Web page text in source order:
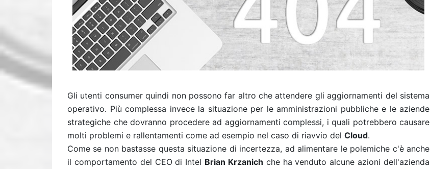
Gli utenti consumer quindi non possono far altro che attendere gli aggiornamenti del sistema
operativo. Più complessa invece la situazione per le amministrazioni pubbliche e le aziende
strategiche che dovranno procedere ad aggiornamenti complessi, i quali potrebbero causare
molti problemi e rallentamenti come ad esempio nel caso di riavvio del Cloud.
Come se non bastasse questa situazione di incertezza, ad alimentare le polemiche c'è anche
il comportamento del CEO di Intel Brian Krzanich che ha venduto alcune azioni dell'azienda